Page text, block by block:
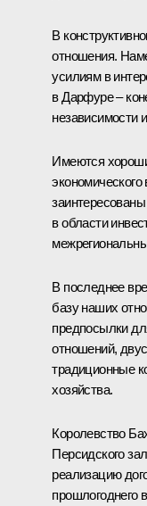
В
отношения.
усилиям в
в Дарфуре –
независимости
Имеются
в области
В последнее
базу наших
предпосылки
отношений,
традиционные
хозяйства.
Королевство
Персидского
реализацию
прошлогоднего